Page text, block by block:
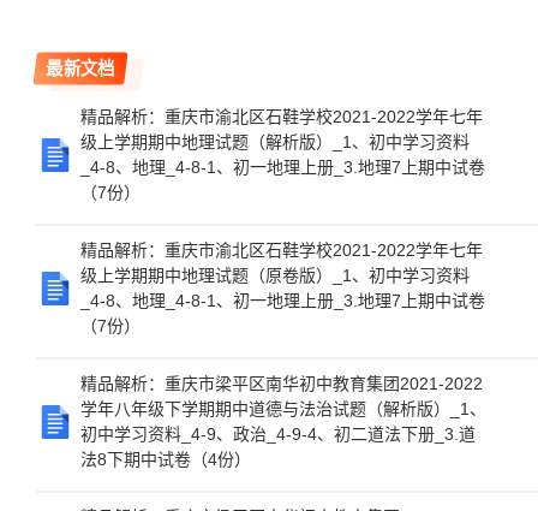
最新文档
精品解析：重庆市渝北区石鞋学校2021-2022学年七年
级上学期期中地理试题（解析版）_1、初中学习资料
_4-8、地理_4-8-1、初一地理上册_3.地理7上期中试卷
（7份）
精品解析：重庆市渝北区石鞋学校2021-2022学年七年
级上学期期中地理试题（原卷版）_1、初中学习资料
_4-8、地理_4-8-1、初一地理上册_3.地理7上期中试卷
（7份）
精品解析：重庆市梁平区南华初中教育集团2021-2022
学年八年级下学期期中道德与法治试题（解析版）_1、
初中学习资料_4-9、政治_4-9-4、初二道法下册_3.道
法8下期中试卷（4份）